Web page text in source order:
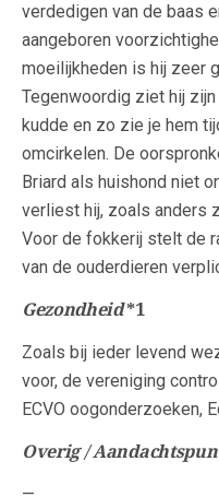
verdedigen van de baas
aangeboren
moeilijkheden is hij zeer
Tegenwoordig ziet hij
kudde en zo zie je hem
omcirkelen. De
Briard als huishond niet
verliest hij, zoals anders
Voor de fokkerij stelt de
van de ouderdieren
Gezondheid*1
Zoals bij ieder levend
voor, de vereniging
ECVO oogonderzoeken,
Overig /